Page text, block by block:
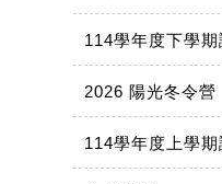
114學年度下學期
2026 陽光冬令營
114學年度上學期